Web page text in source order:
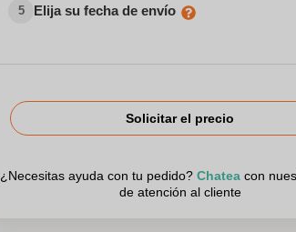
5 Elija su fecha de envío
Solicitar el precio
¿Necesitas ayuda con tu pedido? Chatea con
de atención al cliente